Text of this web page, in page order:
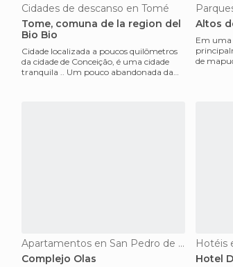
Cidades de descanso en Tomé
Tome, comuna de la region del
Bio Bio
Cidade localizada a poucos quilômetros
da cidade de Conceição, é uma cidade
tranquila .. Um pouco abandonada da
Altos
Em uma
de
Apartamentos en San Pedro de la Paz
Complejo Olas
Hotéis
Hotel